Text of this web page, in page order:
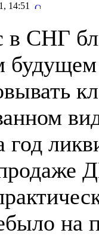
14:51
в СНГ
год
на